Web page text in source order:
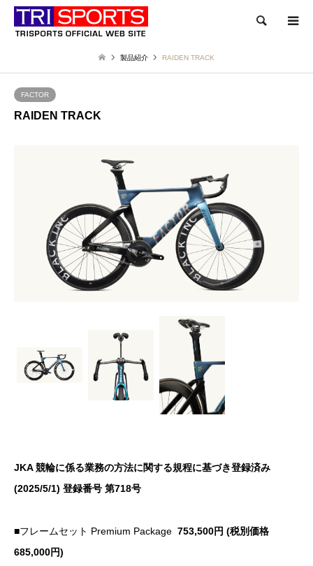
検索
製品紹介 RAIDEN TRACK
FACTOR
RAIDEN TRACK
JKA 競輪に係る業務の方法に関する規程に基づき登録済み
(2025/5/1) 登録番号 第718号
■フレームセット Premium Package 753,500円 (税別価格
685,000円)